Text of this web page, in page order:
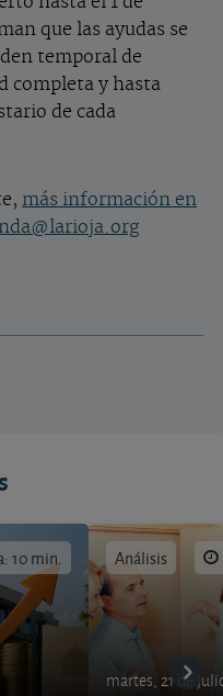
que las ayudas se
temporal de
completa y hasta
de cada
más información en
10 min. Análisis
martes, 21 de